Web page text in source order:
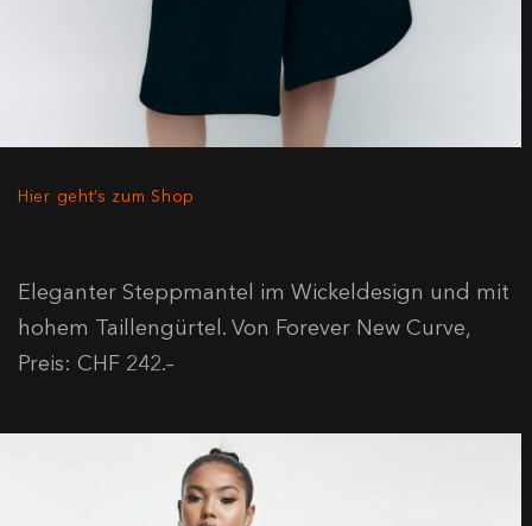
Hier geht’s zum Shop
Eleganter Steppmantel im Wickeldesign und mit
hohem Taillengürtel. Von Forever New Curve,
Preis: CHF 242.–